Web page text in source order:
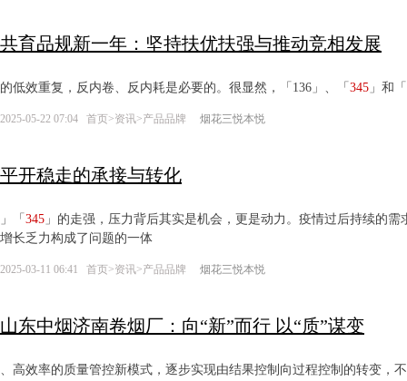
共育品规新一年：坚持扶优扶强与推动竞相发展
的低效重复，反内卷、反内耗是必要的。很显然，「136」、「 345 」和
2025-05-22 07:04 首页>资讯>产品品牌 烟花三悦本悦
平开稳走的承接与转化
」「 345 」的走强，压力背后其实是机会，更是动力。疫情过后持续的
增长乏力构成了问题的一体
2025-03-11 06:41 首页>资讯>产品品牌 烟花三悦本悦
山东中烟济南卷烟厂：向“新”而行 以“质”谋变
、高效率的质量管控新模式，逐步实现由结果控制向过程控制的转变，